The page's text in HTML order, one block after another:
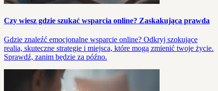
Czy wiesz gdzie szukać wsparcia online? Zaskakująca prawda
Gdzie znaleźć emocjonalne wsparcie online? Odkryj szokujące
realia, skuteczne strategie i miejsca, które mogą zmienić twoje życie.
Sprawdź, zanim będzie za późno.